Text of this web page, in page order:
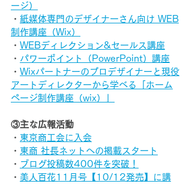
ージ）
・ 紙媒体専門のデザイナーさん向け WEB
制作講座（Wix）
・ WEBディレクション&セールス講座
・ パワーポイント（PowerPoint）講座
・ Wixパートナーのプロデザイナーと現役
アートディレクターから学べる「ホーム
ページ制作講座（wix）」
③主な広報活動
・ 東京商工会に入会
・ 東商 社長ネットへの掲載スタート
・ ブログ投稿数400件を突破！
・ 美人百花11月号【10/12発売】に講